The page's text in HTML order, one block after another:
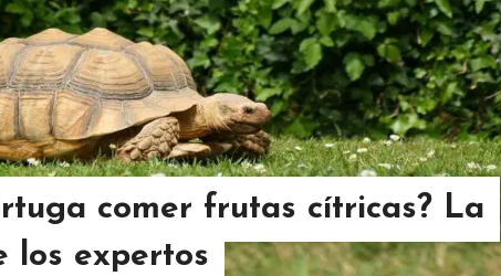
comer frutas cítricas? La
los expertos